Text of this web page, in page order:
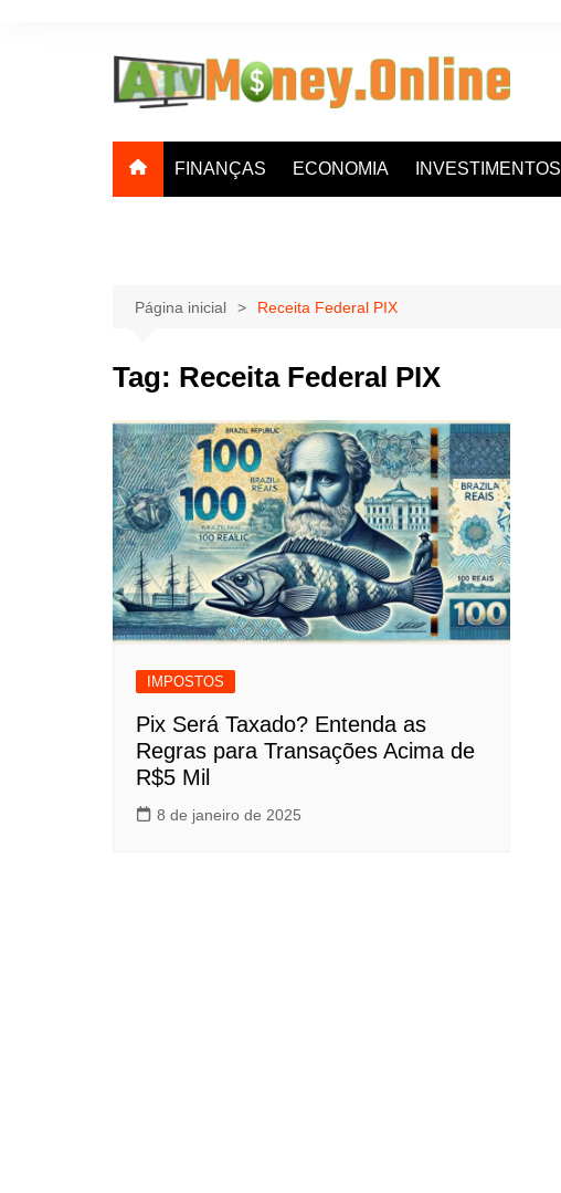
FINANÇAS ECONOMIA INVESTIMENTOS
Página inicial Receita Federal PIX
Tag: Receita Federal PIX
IMPOSTOS
Pix Será Taxado? Entenda as
Regras para Transações Acima de
R$5 Mil
8 de janeiro de 2025